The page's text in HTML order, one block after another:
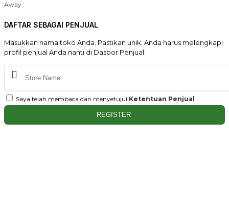
Away
DAFTAR SEBAGAI PENJUAL
Masukkan nama toko Anda. Pastikan unik. Anda harus melengkapi
profil penjual Anda nanti di Dasbor Penjual.
Saya telah membaca dan menyetujui Ketentuan Penjual
REGISTER